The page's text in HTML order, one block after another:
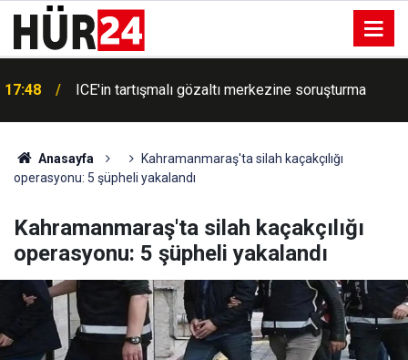
17:48 ICE'in tartışmalı gözaltı merkezine soruşturma
Anasayfa
Kahramanmaraş'ta silah kaçakçılığı
operasyonu: 5 şüpheli yakalandı
Kahramanmaraş'ta silah kaçakçılığı
operasyonu: 5 şüpheli yakalandı